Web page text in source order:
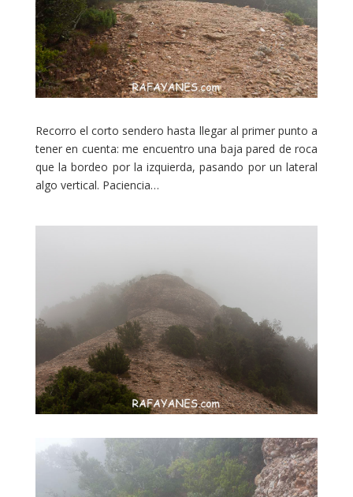
Recorro el corto sendero hasta llegar al primer punto a
tener en cuenta: me encuentro una baja pared de roca
que la bordeo por la izquierda, pasando por un lateral
algo vertical. Paciencia…